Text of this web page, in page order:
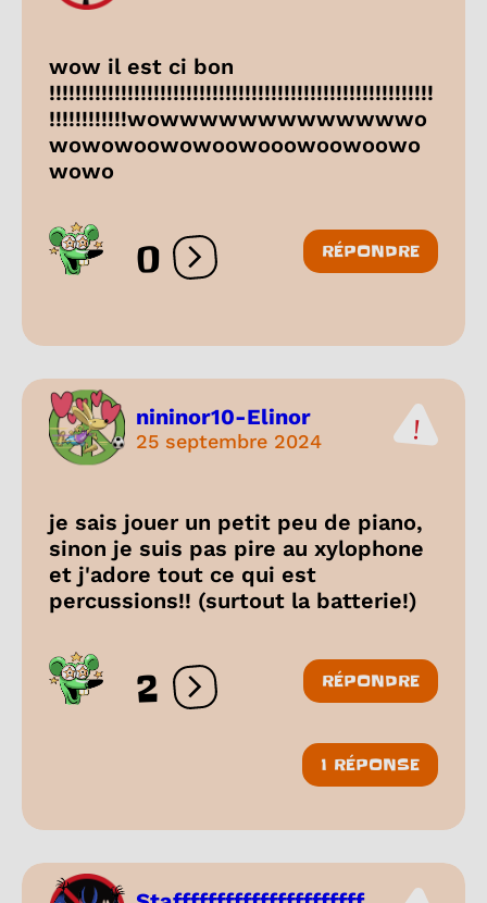
wow il est ci bon
!!!!!!!!!!!!!!!!!!!!!!!!!!!!!!!!!!!!!!!!!!!!!!!!!!!!!!!!!!!
!!!!!!!!!!!!wowwwwwwwwwwwwwo
wowowoowowoowooowoowoowo
wowo
0 Ouvrir les réactions
RÉPONDRE
nininor10-Elinor
25 septembre 2024
je sais jouer un petit peu de piano,
sinon je suis pas pire au xylophone
et j'adore tout ce qui est
percussions!! (surtout la batterie!)
2 Ouvrir les réactions
RÉPONDRE
1 RÉPONSE